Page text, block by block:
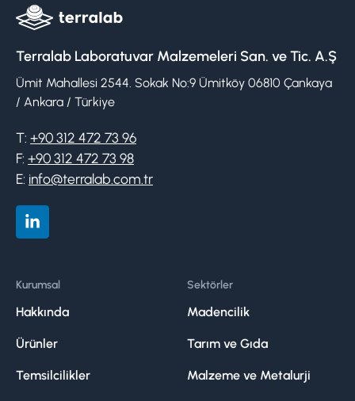
Terralab Laboratuvar Malzemeleri San. ve Tic. A.Ş
Ümit Mahallesi 2544. Sokak No:9 Ümitköy 06810 Çankaya
/ Ankara / Türkiye
T: +90 312 472 73 96
F: +90 312 472 73 98
E: info@terralab.com.tr
Kurumsal
Hakkında
Ürünler
Temsilcilikler
Sektörler
Madencilik
Tarım ve Gıda
Malzeme ve Metalurji